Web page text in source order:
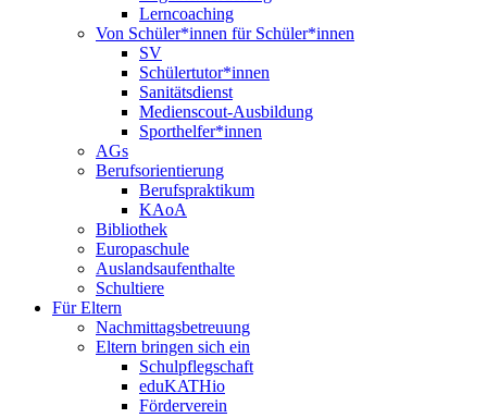
Lerncoaching
Von Schüler*innen für Schüler*innen
SV
Schülertutor*innen
Sanitätsdienst
Medienscout-Ausbildung
Sporthelfer*innen
AGs
Berufsorientierung
Berufspraktikum
KAoA
Bibliothek
Europaschule
Auslandsaufenthalte
Schultiere
Für Eltern
Nachmittagsbetreuung
Eltern bringen sich ein
Schulpflegschaft
eduKATHio
Förderverein